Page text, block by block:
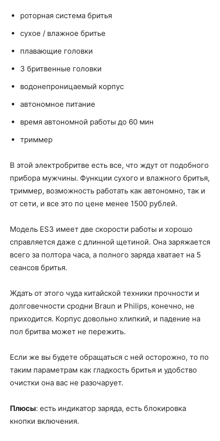
роторная система бритья
сухое / влажное бритье
плавающие головки
3 бритвенные головки
водонепроницаемый корпус
автономное питание
время автономной работы до 60 мин
триммер
В этой электробритве есть все, что ждут от подобного
прибора мужчины. Функции сухого и влажного бритья,
триммер, возможность работать как автономно, так и
от сети, и все это по цене менее 1500 рублей.
Модель ES3 имеет две скорости работы и хорошо
справляется даже с длинной щетиной. Она заряжается
всего за полтора часа, а полного заряда хватает на 5
сеансов бритья.
Ждать от этого чуда китайской техники прочности и
долговечности сродни Braun и Philips, конечно, не
приходится. Корпус довольно хлипкий, и падение на
пол бритва может не пережить.
Если же вы будете обращаться с ней осторожно, то по
таким параметрам как гладкость бритья и удобство
очистки она вас не разочарует.
Плюсы: есть индикатор заряда, есть блокировка
кнопки включения.